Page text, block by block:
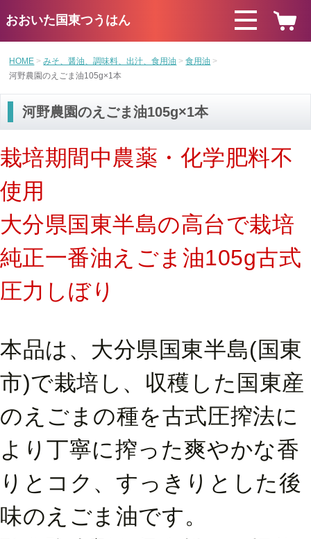
おおいた国東つうはん
HOME みそ、醤油、調味料、出汁、食用油
食用油
河野農園のえごま油105g×1本
河野農園のえごま油105g×1本
栽培期間中農薬・化学肥料不
使用
大分県国東半島の高台で栽培
純正一番油えごま油105g古式
圧力しぼり
本品は、大分県国東半島(国東
市)で栽培し、収穫した国東産
のえごまの種を古式圧搾法に
より丁寧に搾った爽やかな香
りとコク、すっきりとした後
味のえごま油です。